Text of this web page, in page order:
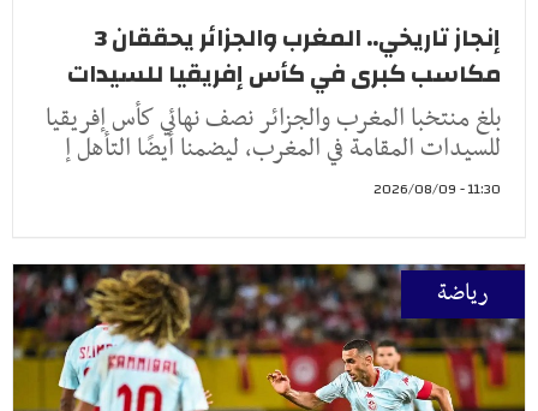
إنجاز تاريخي.. المغرب والجزائر يحققان 3
مكاسب كبرى في كأس إفريقيا للسيدات
بلغ منتخبا المغرب والجزائر نصف نهائي كأس إفريقيا
للسيدات المقامة في المغرب، ليضمنا أيضًا التأهل إ
11:30 - 2026/08/09
رياضة